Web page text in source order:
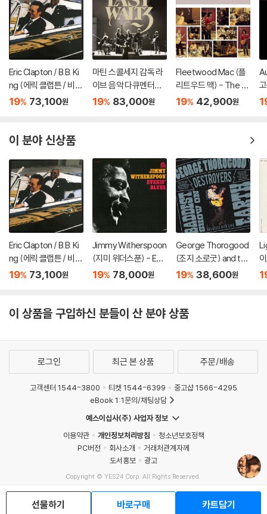
Eric Clapton / B.B. Ki
ng (에릭 클랩튼 / 비비
킹) - Riding With Th
19% 73,100원
마틴 스콜세지 감독 라
이브 음악 다큐멘터리
(The Last Waltz) [4
19% 83,000원
Fleetwood Mac (플
리트우드 맥) - The B
est Of Peter Gree
19% 42,900원
이 분야 신상품
Eric Clapton / B.B. Ki
ng (에릭 클랩튼 / 비비
킹) - Riding With Th
19% 73,100원
Jimmy Witherspoon
(지미 위더스푼) - Eve
nin' Blues [LP]
19% 78,000원
George Thorogood
(조지 소로굿) and the
Destroyers - The B
e [LP]
19% 38,600원
이 상품을 구입하신 분들이 산 분야 상품
선물하기 바로구매 카트담기
로그인 최근 본 상품 주문/배송
고객센터 1544-3800 티켓 1544-6399
중고샵 1566-4295
eBook 1:1문의/채팅상담
예스이십사(주) 사업자 정보
이용약관
개인정보처리방침
청소년보호정책
PC버전
회사소개
거래처관계자께
도서홍보
광고
Copyright © YES24 Corp. All Rights Reserved.